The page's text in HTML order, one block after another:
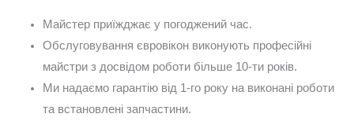
Майстер приїжджає у погоджений час.
Обслуговування євровікон виконують професійні
майстри з досвідом роботи більше 10-ти років.
Ми надаємо гарантію від 1-го року на виконані роботи
та встановлені запчастини.